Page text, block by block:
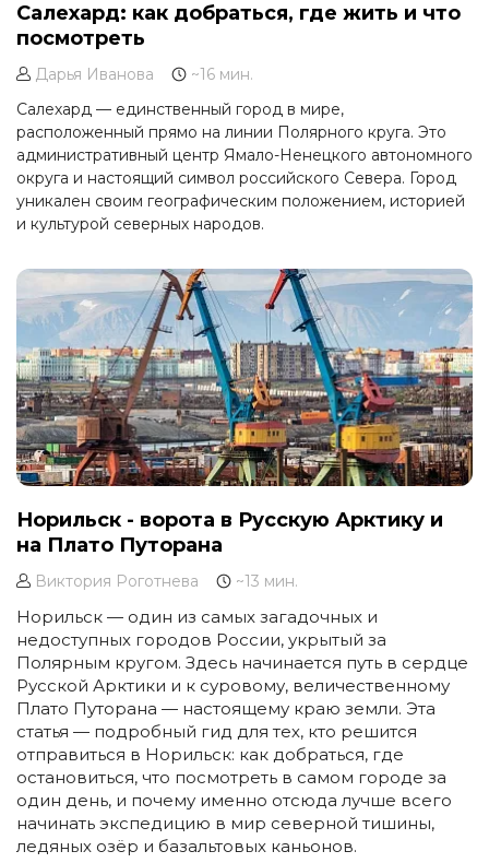
Салехард: как добраться, где жить и что
посмотреть
Дарья Иванова
~16 мин.
Салехард — единственный город в мире,
расположенный прямо на линии Полярного круга. Это
административный центр Ямало-Ненецкого автономного
округа и настоящий символ российского Севера. Город
уникален своим географическим положением, историей
и культурой северных народов.
Норильск - ворота в Русскую Арктику и
на Плато Путорана
Виктория Роготнева ~13 мин.
Норильск — один из самых загадочных и
недоступных городов России, укрытый за
Полярным кругом. Здесь начинается путь в сердце
Русской Арктики и к суровому, величественному
Плато Путорана — настоящему краю земли. Эта
статья — подробный гид для тех, кто решится
отправиться в Норильск: как добраться, где
остановиться, что посмотреть в самом городе за
один день, и почему именно отсюда лучше всего
начинать экспедицию в мир северной тишины,
ледяных озёр и базальтовых каньонов.